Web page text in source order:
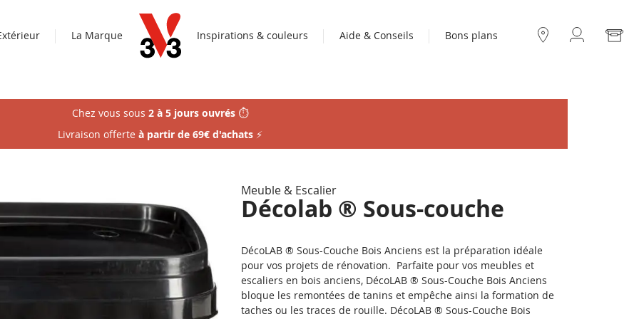
La Marque Inspirations & couleurs Aide & Conseils
Bons plans
Chez vous sous 2 à 5 jours ouvrés ⏱️
Livraison offerte à partir de 69€ d'achats ⚡
Meuble & Escalier
Décolab ® Sous-couche
DécoLAB ® Sous-Couche Bois Anciens est la préparation idéale
pour vos projets de rénovation. Parfaite pour vos meubles et
escaliers en bois anciens, DécoLAB ® Sous-Couche Bois Anciens
bloque les remontées de tanins et empêche ainsi la formation de
taches ou les traces de rouille. DécoLAB ® Sous-Couche Bois